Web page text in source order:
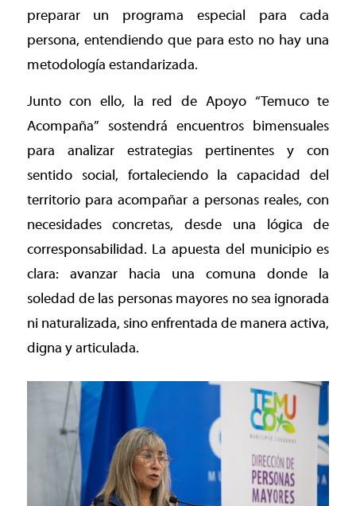
preparar un programa especial para cada
persona, entendiendo que para esto no hay una
metodología estandarizada.
Junto con ello, la red de Apoyo “Temuco te
Acompaña” sostendrá encuentros bimensuales
para analizar estrategias pertinentes y con
sentido social, fortaleciendo la capacidad del
territorio para acompañar a personas reales, con
necesidades concretas, desde una lógica de
corresponsabilidad. La apuesta del municipio es
clara: avanzar hacia una comuna donde la
soledad de las personas mayores no sea ignorada
ni naturalizada, sino enfrentada de manera activa,
digna y articulada.